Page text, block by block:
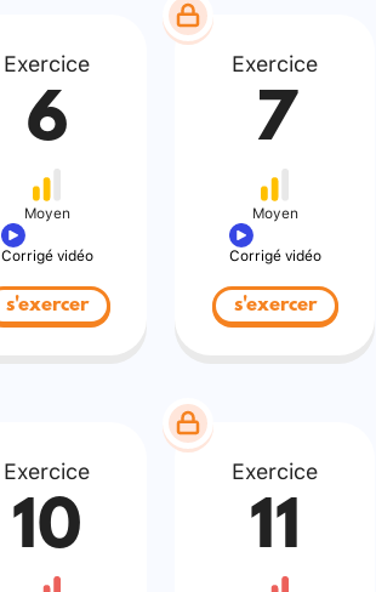
Exercice
6
Moyen
Corrigé vidéo
s'exercer
Exercice
7
Moyen
Corrigé vidéo
s'exercer
Exercice
10
Exercice
11